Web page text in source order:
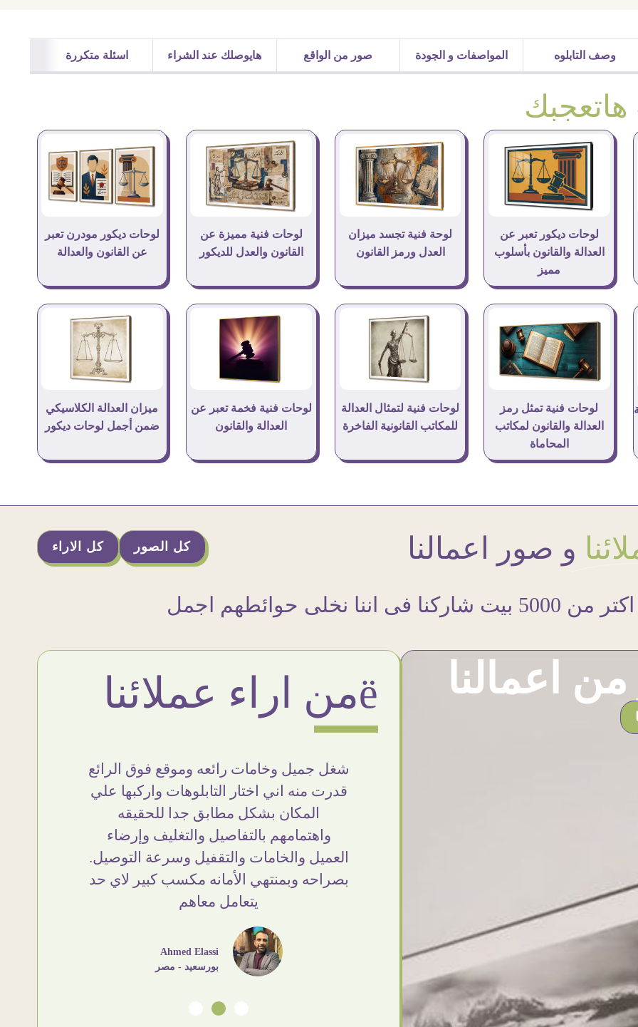
وصف التابلوه المواصفات و الجودة صور من الواقع هايوصلك عند الشراء اسئلة متكررة
هاتعجبك
لوحات ديكور تعبر عن
العدالة والقانون بأسلوب
مميز
لوحة فنية تجسد ميزان
العدل ورمز القانون
لوحات فنية مميزة عن
القانون والعدل للديكور
لوحات ديكور مودرن تعبر
عن القانون والعدالة
لوحات فنية تمثل رمز
العدالة والقانون لمكاتب
المحاماة
لوحات فنية لتمثال العدالة
للمكاتب القانونية الفاخرة
لوحات فنية فخمة تعبر عن
العدالة والقانون
ميزان العدالة الكلاسيكي
ضمن أجمل لوحات ديكور
و صور اعمالنا كل الاراء كل الصور
اكتر من 5000 بيت شاركنا فى اننا نخلى حوائطهم اجمل
اعمالنا ëمن اراء عملائنا
القاهرة - مصر
شغل جميل وخامات رائعه وموقع فوق الرائع
قدرت منه اني اختار التابلوهات واركبها علي
المكان بشكل مطابق جدا للحقيقه
واهتمامهم بالتفاصيل والتغليف وإرضاء
العميل والخامات والتقفيل وسرعة التوصيل.
بصراحه وبمنتهي الأمانه مكسب كبير لاي حد
يتعامل معاهم
Ahmed Elassi
بورسعيد - مصر